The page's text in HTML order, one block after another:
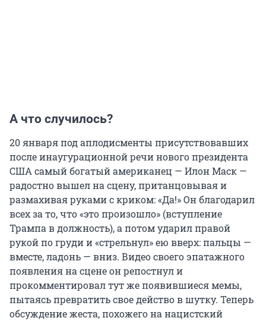
А что случилось?
20 января под аплодисменты присутствовавших
после инаугурационной речи нового президента
США самый богатый американец — Илон Маск —
радостно вышел на сцену, пританцовывая и
размахивая руками с криком: «Да!» Он благодарил
всех за то, что «это произошло» (вступление
Трампа в должность), а потом ударил правой
рукой по груди и «стрельнул» ею вверх: пальцы —
вместе, ладонь — вниз. Видео своего эпатажного
появления на сцене он репостнул и
прокомментировал тут же появившиеся мемы,
пытаясь превратить свое действо в шутку. Теперь
обсуждение жеста, похожего на нацистский